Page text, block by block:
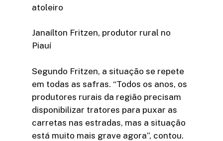
atoleiro
Janaílton Fritzen, produtor rural no
Piauí
Segundo Fritzen, a situação se repete
em todas as safras. “Todos os anos, os
produtores rurais da região precisam
disponibilizar tratores para puxar as
carretas nas estradas, mas a situação
está muito mais grave agora”, contou.